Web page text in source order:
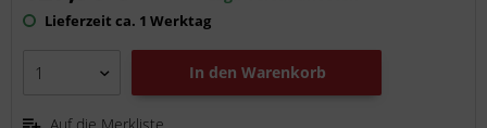
Lieferzeit ca. 1 Werktag
In den Warenkorb